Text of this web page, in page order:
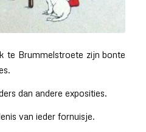
te Brummelstroete zijn bonte
dan andere exposities.
van ieder fornuisje.